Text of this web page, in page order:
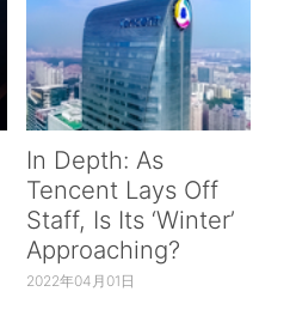
In Depth: As
Tencent Lays Off
Staff, Is Its ‘Winter’
Approaching?
2022年04月01日